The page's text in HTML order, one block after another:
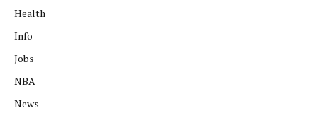
Health
Info
Jobs
NBA
News